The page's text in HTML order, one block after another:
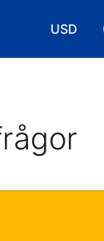
USD
Välj